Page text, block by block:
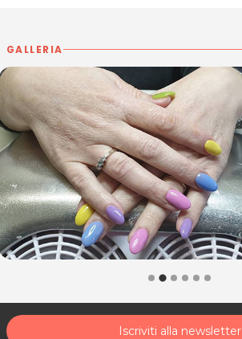
GALLERIA
Iscriviti alla newsletter